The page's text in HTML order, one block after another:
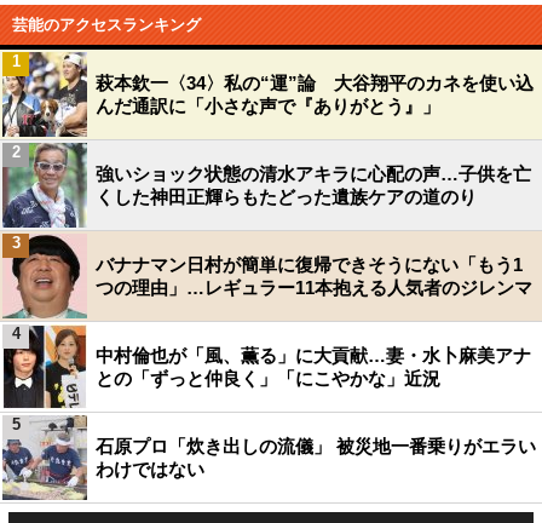
芸能のアクセスランキング
萩本欽一〈34〉私の“運”論 大谷翔平のカネを使い込
んだ通訳に「小さな声で『ありがとう』」
1
強いショック状態の清水アキラに心配の声…子供を亡
くした神田正輝らもたどった遺族ケアの道のり
2
バナナマン日村が簡単に復帰できそうにない「もう1
つの理由」…レギュラー11本抱える人気者のジレンマ
3
中村倫也が「風、薫る」に大貢献…妻・水卜麻美アナ
との「ずっと仲良く」「にこやかな」近況
4
石原プロ「炊き出しの流儀」 被災地一番乗りがエラい
わけではない
5